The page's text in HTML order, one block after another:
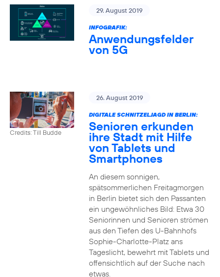
29. August 2019
INFOGRAFIK:
Anwendungsfelder
von 5G
Credits: Till Budde
26. August 2019
DIGITALE SCHNITZELJAGD IN BERLIN:
Senioren erkunden
ihre Stadt mit Hilfe
von Tablets und
Smartphones
An diesem sonnigen,
spätsommerlichen Freitagmorgen
in Berlin bietet sich den Passanten
ein ungewöhnliches Bild: Etwa 30
Seniorinnen und Senioren strömen
aus den Tiefen des U-Bahnhofs
Sophie-Charlotte-Platz ans
Tageslicht, bewehrt mit Tablets und
offensichtlich auf der Suche nach
etwas.